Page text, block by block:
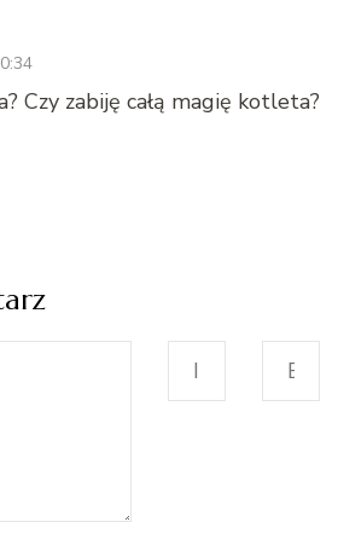
Czy zabiję całą magię kotleta?